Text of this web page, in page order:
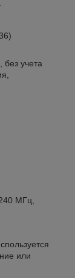
учета
МГц,
или